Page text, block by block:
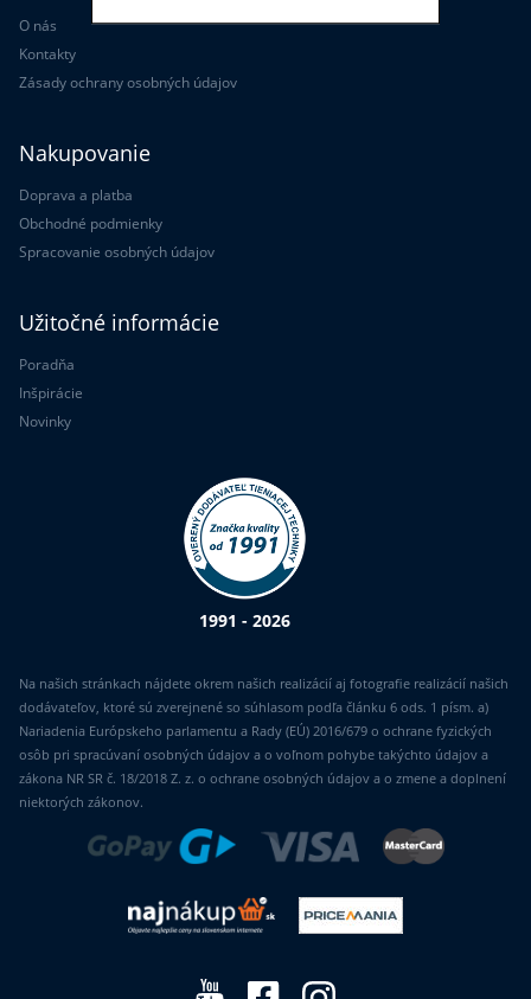
O nás
Kontakty
Zásady ochrany osobných údajov
Nakupovanie
Doprava a platba
Obchodné podmienky
Spracovanie osobných údajov
Užitočné informácie
Poradňa
Inšpirácie
Novinky
1991 - 2026
Na našich stránkach nájdete okrem našich realizácií aj fotografie realizácií našich
dodávateľov, ktoré sú zverejnené so súhlasom podľa článku 6 ods. 1 písm. a)
Nariadenia Európskeho parlamentu a Rady (EÚ) 2016/679 o ochrane fyzických
osôb pri spracúvaní osobných údajov a o voľnom pohybe takýchto údajov a
zákona NR SR č. 18/2018 Z. z. o ochrane osobných údajov a o zmene a doplnení
niektorých zákonov.